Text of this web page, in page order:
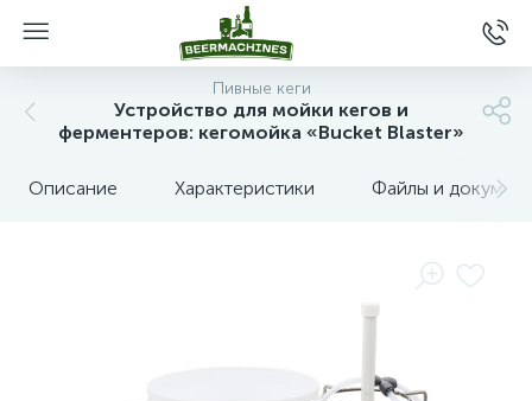
Пивные кеги
Устройство для мойки кегов и
ферментеров: кегомойка «Bucket Blaster»
Описание Характеристики Файлы и